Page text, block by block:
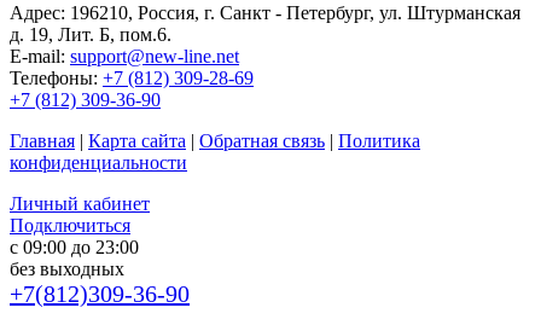
Адрес: 196210, Россия, г. Санкт - Петербург, ул. Штурманская
д. 19, Лит. Б, пом.6.
E-mail: support@new-line.net
Телефоны: +7 (812) 309-28-69
+7 (812) 309-36-90
Главная | Карта сайта | Обратная связь | Политика
конфиденциальности
Личный кабинет
Подключиться
с 09:00 до 23:00
без выходных
+7(812)309-36-90